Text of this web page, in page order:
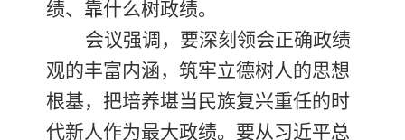
绩、靠什么树政绩。
会议强调，要深刻领会正确政绩
观的丰富内涵，筑牢立德树人的思想
根基，把培养堪当民族复兴重任的时
代新人作为最大政绩。要从习近平总